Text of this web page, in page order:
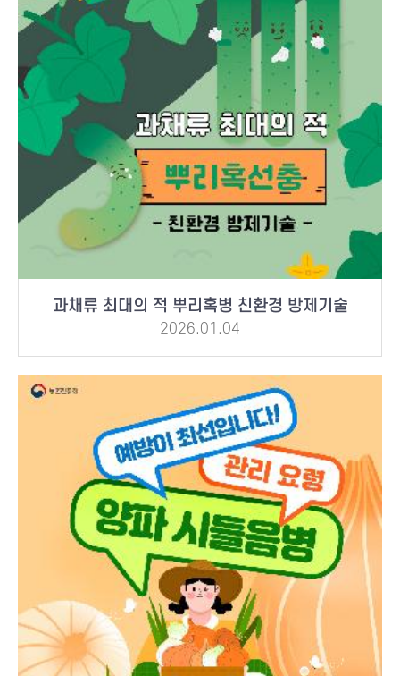
과채류 최대의 적 뿌리혹병 친환경 방제기술
2026.01.04